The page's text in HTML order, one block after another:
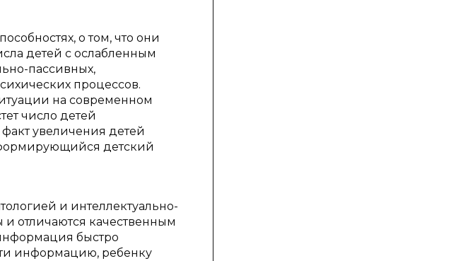
о том, что они
детей с ослабленным
пассивных,
процессов.
на современном
число детей
увеличения детей
детский
и интеллектуально-
отличаются качественным
быстро
информацию, ребенку